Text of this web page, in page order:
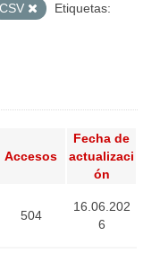
CSV
Etiquetas:
Accesos
Fecha de
actualizaci
ón
504
16.06.202
6